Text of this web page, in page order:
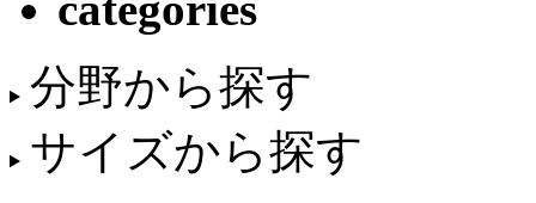
分野から探す
サイズから探す